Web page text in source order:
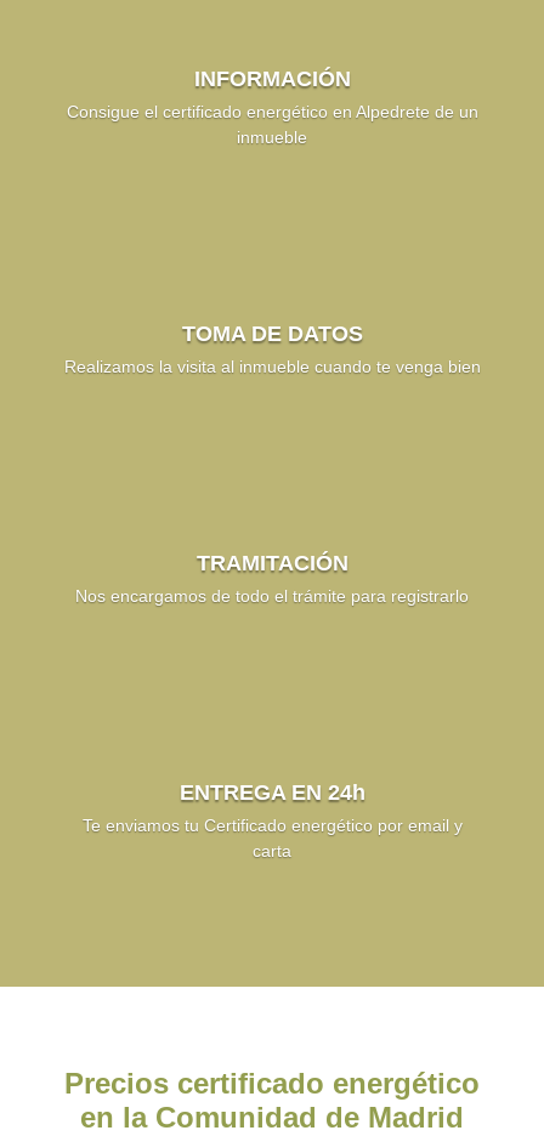
INFORMACIÓN
Consigue el certificado energético en Alpedrete de un
inmueble
TOMA DE DATOS
Realizamos la visita al inmueble cuando te venga bien
TRAMITACIÓN
Nos encargamos de todo el trámite para registrarlo
ENTREGA EN 24h
Te enviamos tu Certificado energético por email y
carta
Precios certificado energético
en la Comunidad de Madrid